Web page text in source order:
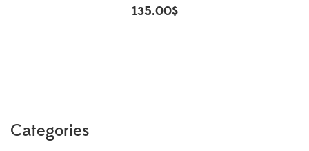
135.00$
Categories